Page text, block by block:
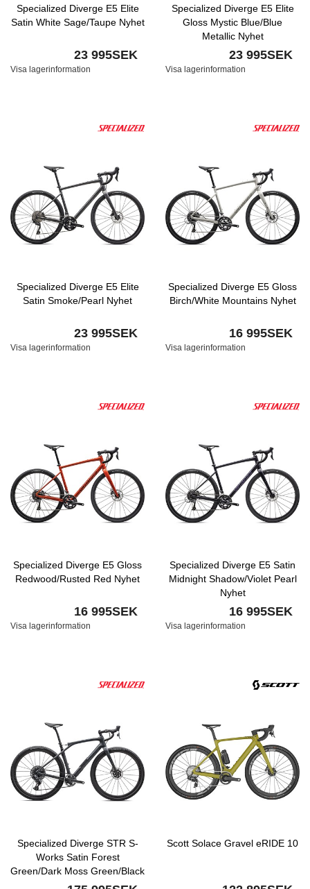
Specialized Diverge E5 Elite
Satin White Sage/Taupe Nyhet
23 995SEK
Visa lagerinformation
Specialized Diverge E5 Elite
Gloss Mystic Blue/Blue
Metallic Nyhet
23 995SEK
Visa lagerinformation
Specialized Diverge E5 Elite
Satin Smoke/Pearl Nyhet
23 995SEK
Visa lagerinformation
Specialized Diverge E5 Gloss
Birch/White Mountains Nyhet
16 995SEK
Visa lagerinformation
Specialized Diverge E5 Gloss
Redwood/Rusted Red Nyhet
16 995SEK
Visa lagerinformation
Specialized Diverge E5 Satin
Midnight Shadow/Violet Pearl
Nyhet
16 995SEK
Visa lagerinformation
Specialized Diverge STR S-
Works Satin Forest
Green/Dark Moss Green/Black
Pearl
Scott Solace Gravel eRIDE 10